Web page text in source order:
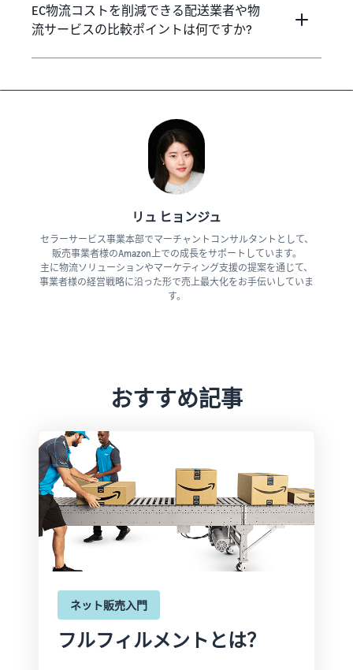
EC物流コストを削減できる配送業者や物
流サービスの比較ポイントは何ですか?
リュ ヒョンジュ
セラーサービス事業本部でマーチャントコンサルタントとして、
販売事業者様のAmazon上での成長をサポートしています。
主に物流ソリューションやマーケティング支援の提案を通じて、
事業者様の経営戦略に沿った形で売上最大化をお手伝いしていま
す。
おすすめ記事
ネット販売入門
フルフィルメントとは？